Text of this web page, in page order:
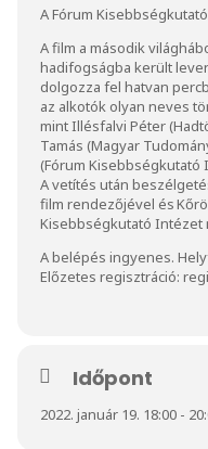
A Fórum
A film a második
hadifogságba került
dolgozza fel hatvan
az alkotók olyan neves
mint Illésfalvi Péter
Tamás (Magyar
(Fórum Kisebbségkutató
A vetítés után
film rendezőjével és
Kisebbségkutató Intézet
A belépés ingyenes.
Előzetes regisztráció:
Időpont
2022. január 19. 18:00 -